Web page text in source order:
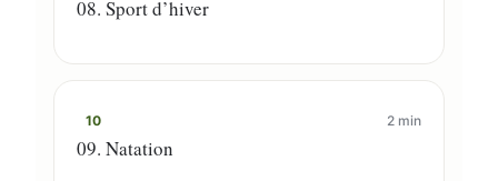
08. Sport d’hiver
10 2 min
09. Natation